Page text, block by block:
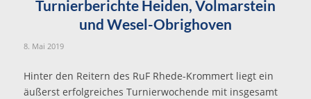
Turnierberichte Heiden, Volmarstein
und Wesel-Obrighoven
8. Mai 2019
Hinter den Reitern des RuF Rhede-Krommert liegt ein
äußerst erfolgreiches Turnierwochende mit insgesamt